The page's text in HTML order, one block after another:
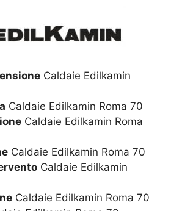
Caldaie Edilkamin
Caldaie Edilkamin Roma 70
Caldaie Edilkamin Roma
Caldaie Edilkamin Roma 70
Caldaie Edilkamin
Caldaie Edilkamin Roma 70